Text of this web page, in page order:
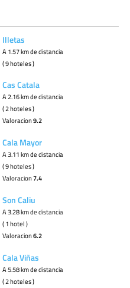
Illetas
A 1.57 km de distancia
( 9 hoteles )
Cas Catala
A 2.16 km de distancia
( 2 hoteles )
Valoracion9.2
Cala Mayor
A 3.11 km de distancia
( 9 hoteles )
Valoracion7.4
Son Caliu
A 3.28 km de distancia
( 1 hotel )
Valoracion6.2
Cala Viñas
A 5.58 km de distancia
( 2 hoteles )